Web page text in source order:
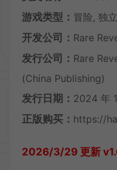
游戏类型： 冒险, 独
开发公司： Rare
发行公司： Rare
(China Publishing)
发行日期： 2024 年
正版购买： https://
2026/3/29 更新